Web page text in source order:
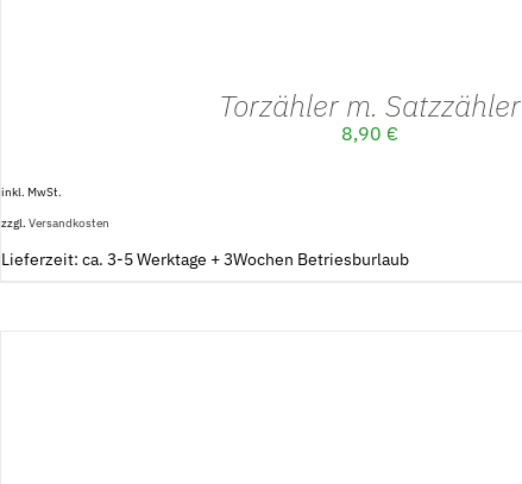
Torzähler m. Satzzähler
8,90 €
inkl. MwSt.
zzgl. Versandkosten
Lieferzeit: ca. 3-5 Werktage + 3Wochen Betriesburlaub